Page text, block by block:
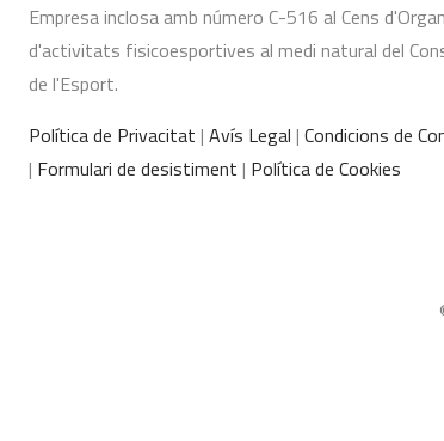
Empresa inclosa amb número C-516 al Cens
d'activitats fisicoesportives al medi natural del
de l'Esport.
Política de Privacitat | Avís Legal | Condicions de
| Formulari de desistiment | Política de Cookies